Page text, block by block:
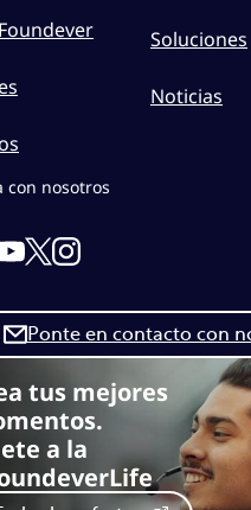
Soluciones
Noticias
tus mejores
a la
Ponte en contacto con
con nosotros
Facebook page
to our Linkedin page
to our Youtube page
Link to our X page
Link to our Instagram